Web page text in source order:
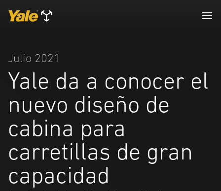
Julio 2021
Yale da a conocer el
nuevo diseño de
cabina para
carretillas de gran
capacidad